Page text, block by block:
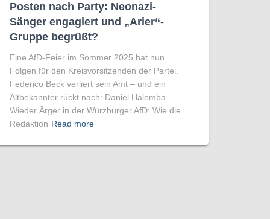
Posten nach Party: Neonazi-
Sänger engagiert und „Arier“-
Gruppe begrüßt?
Eine AfD-Feier im Sommer 2025 hat nun
Folgen für den Kreisvorsitzenden der Partei.
Federico Beck verliert sein Amt – und ein
Altbekannter rückt nach: Daniel Halemba.
Wieder Ärger in der Würzburger AfD: Wie die
Redaktion Read more